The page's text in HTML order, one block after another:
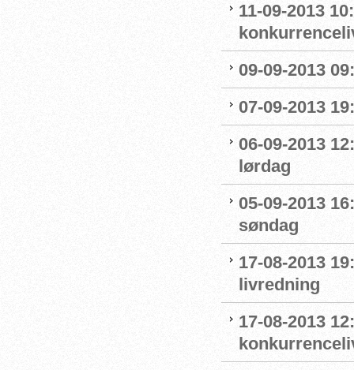
11-09-2013
09-09-2013
07-09-2013
06-09-2013
lørdag
05-09-2013
søndag
17-08-2013
livredning
17-08-2013